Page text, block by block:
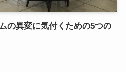
の異変に気付くための5つの